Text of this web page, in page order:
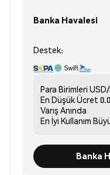
Banka Havalesi
Destek:
Para Birimleri
En Düşük Ücret
Varış Anında
En İyi Kullanım
Banka